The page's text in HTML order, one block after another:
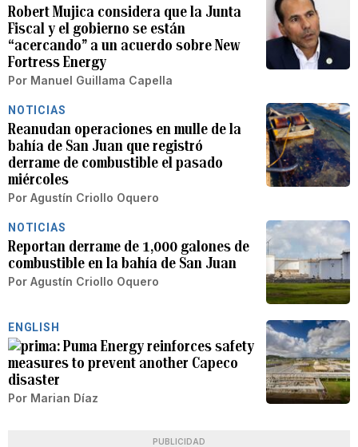
Robert Mujica considera que la Junta
Fiscal y el gobierno se están
“acercando” a un acuerdo sobre New
Fortress Energy
Por Manuel Guillama Capella
NOTICIAS
Reanudan operaciones en mulle de la
bahía de San Juan que registró
derrame de combustible el pasado
miércoles
Por Agustín Criollo Oquero
NOTICIAS
Reportan derrame de 1,000 galones de
combustible en la bahía de San Juan
Por Agustín Criollo Oquero
ENGLISH
Puma Energy reinforces safety
measures to prevent another Capeco
disaster
Por Marian Díaz
PUBLICIDAD